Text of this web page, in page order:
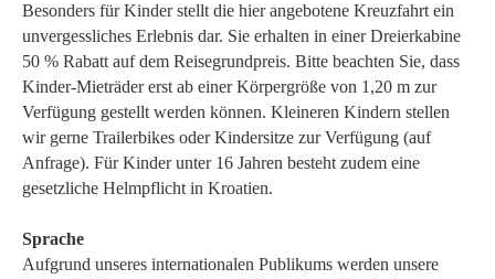
Besonders für Kinder stellt die hier angebotene Kreuzfahrt ein
unvergessliches Erlebnis dar. Sie erhalten in einer Dreierkabine
50 % Rabatt auf dem Reisegrundpreis. Bitte beachten Sie, dass
Kinder-Mieträder erst ab einer Körpergröße von 1,20 m zur
Verfügung gestellt werden können. Kleineren Kindern stellen
wir gerne Trailerbikes oder Kindersitze zur Verfügung (auf
Anfrage). Für Kinder unter 16 Jahren besteht zudem eine
gesetzliche Helmpflicht in Kroatien.
Sprache
Aufgrund unseres internationalen Publikums werden unsere